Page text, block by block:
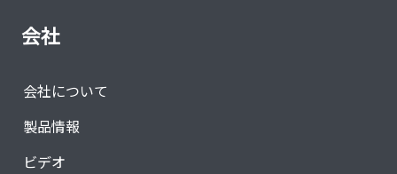
会社
会社について
製品情報
ビデオ